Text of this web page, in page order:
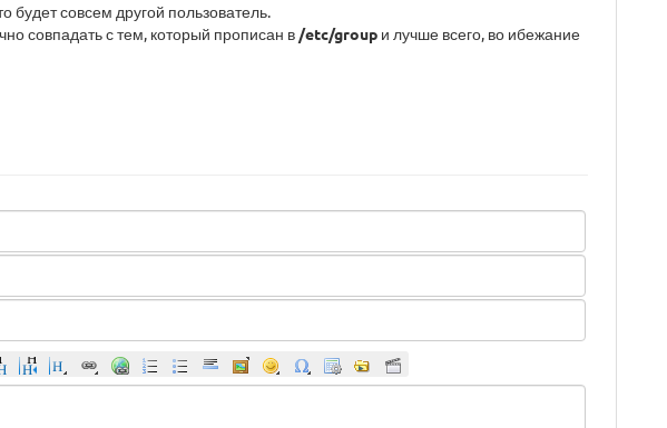
будет совсем другой пользователь.
совпадать с тем, который прописан в /etc/group и лучше всего, во ибежание